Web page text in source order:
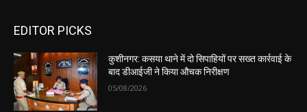
EDITOR PICKS
कुशीनगर: कसया थाने में दो सिपाहियों पर सख्त कार्रवाई के
बाद डीआईजी ने किया औचक निरीक्षण
05/08/2026